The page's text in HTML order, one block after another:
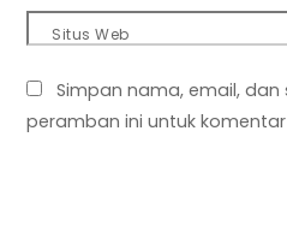
Situs Web
Simpan nama, email,
peramban ini untuk